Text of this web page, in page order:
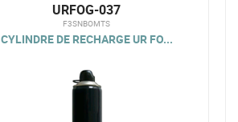
URFOG-037
F3SNBOMTS
CYLINDRE DE RECHARGE UR FO...